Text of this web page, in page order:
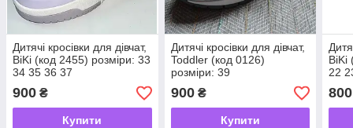
Дитячі кросівки для дівчат,
BiKi (код 2455) розміри: 33
34 35 36 37
900 ₴
Купити
Дитячі кросівки для дівчат,
Toddler (код 0126)
розміри: 39
900₴
Купити
BiKi
22
800